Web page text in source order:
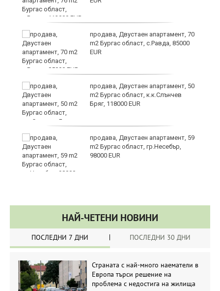
продава, Двустаен апартамент, 70
m2 Бургас област, с.Равда, 85000
EUR
продава, Двустаен апартамент, 50
m2 Бургас област, к.к.Слънчев
Бряг, 118000 EUR
продава, Двустаен апартамент, 59
m2 Бургас област, гр.Несебър,
98000 EUR
НАЙ-ЧЕТЕНИ НОВИНИ
ПОСЛЕДНИ 7 ДНИ ПОСЛЕДНИ 30 ДНИ
Страната с най-много наематели в
Европа търси решение на
проблема с недостига на жилища